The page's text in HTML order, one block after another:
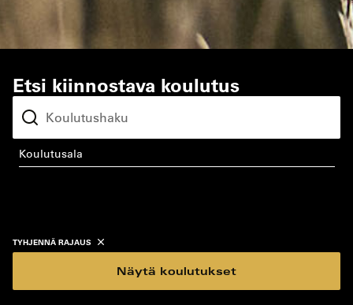
Etsi kiinnostava koulutus
koulutusala
TYHJENNÄ RAJAUS
Näytä koulutukset